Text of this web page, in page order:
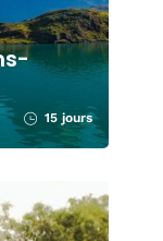
15 jours